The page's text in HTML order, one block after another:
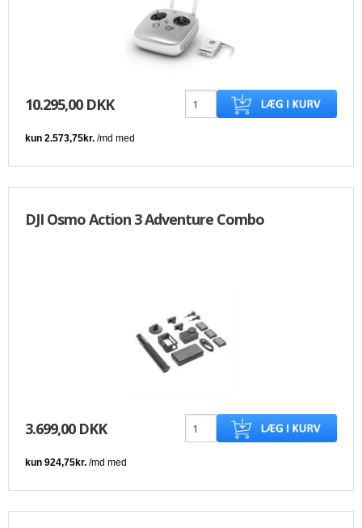
10.295,00 DKK
DJI Osmo Action 3 Adventure Combo
3.699,00 DKK